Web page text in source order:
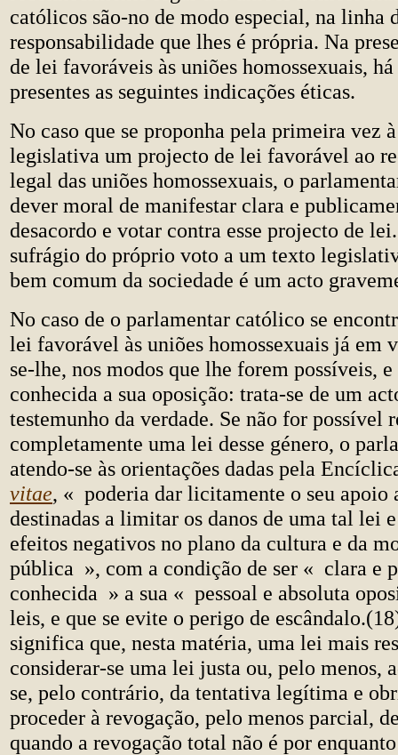
católicos são-no de modo especial, na linha
responsabilidade que lhes é própria. Na
de lei favoráveis às uniões homossexuais,
presentes as seguintes indicações éticas.
No caso que se proponha pela primeira vez
legislativa um projecto de lei favorável ao
legal das uniões homossexuais, o
dever moral de manifestar clara e
desacordo e votar contra esse projecto de
sufrágio do próprio voto a um texto
bem comum da sociedade é um acto
No caso de o parlamentar católico se
lei favorável às uniões homossexuais já em
se-lhe, nos modos que lhe forem possíveis,
conhecida a sua oposição: trata-se de um
testemunho da verdade. Se não for possível
completamente uma lei desse género, o
atendo-se às orientações dadas pela
vitae, « poderia dar licitamente o seu apoio
destinadas a limitar os danos de uma tal lei
efeitos negativos no plano da cultura e da
pública », com a condição de ser « clara e
conhecida » a sua « pessoal e absoluta
leis, e que se evite o perigo de
significa que, nesta matéria, uma lei mais
considerar-se uma lei justa ou, pelo menos,
se, pelo contrário, da tentativa legítima e
proceder à revogação, pelo menos parcial,
quando a revogação total não é por